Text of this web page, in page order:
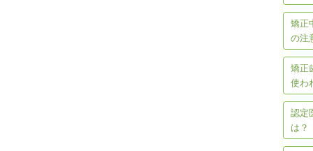
矯正
の注
矯正
使わ
認定
は？